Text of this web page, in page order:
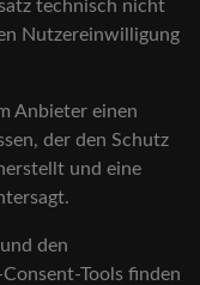
technisch nicht
Nutzereinwilligung
Anbieter einen
der den Schutz
und eine
den
Tools finden